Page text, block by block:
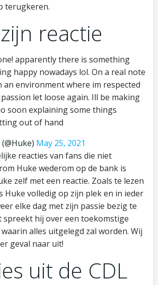
terugkeren.
reactie
apparently there is something
happy nowadays lol. On a real note
an environment where im respected
let loose again. Ill be making
soon explaining some things
out of hand
May 25, 2021
reacties van fans die niet
Huke wederom op de bank is
zelf met een reactie. Zoals te lezen
Huke volledig op zijn plek en in ieder
elke dag met zijn passie bezig te
spreekt hij over een toekomstige
alles uitgelegd zal worden. Wij
geval naar uit!
uit de CDL